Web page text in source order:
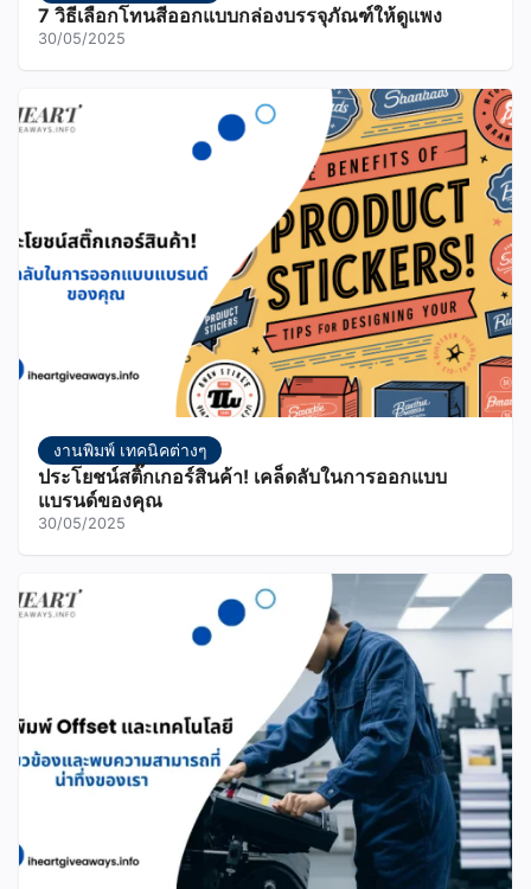
7 วิธีเลือกโทนสีออกแบบกล่องบรรจุภัณฑ์ให้ดูแพง
30/05/2025
งานพิมพ์ เทคนิคต่างๆ
ประโยชน์สติ๊กเกอร์สินค้า! เคล็ดลับในการออกแบบ
แบรนด์ของคุณ
30/05/2025